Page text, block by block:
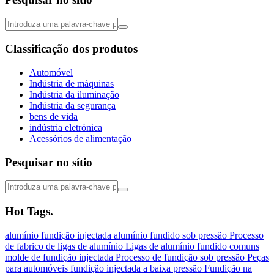
Classificação dos produtos
Automóvel
Indústria de máquinas
Indústria da iluminação
Indústria da segurança
bens de vida
indústria eletrónica
Acessórios de alimentação
Pesquisar no sítio
Hot Tags.
alumínio fundição injectada alumínio fundido sob pressão Processo
de fabrico de ligas de alumínio Ligas de alumínio fundido comuns
molde de fundição injectada Processo de fundição sob pressão Peças
para automóveis fundição injectada a baixa pressão Fundição na